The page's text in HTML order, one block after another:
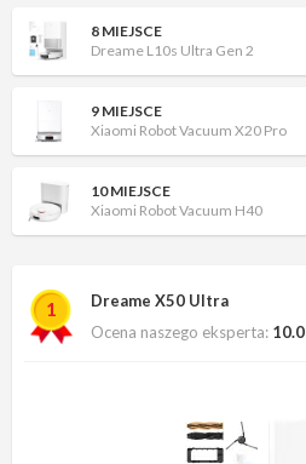
8 MIEJSCE
Dreame L10s Ultra Gen 2
9 MIEJSCE
Xiaomi Robot Vacuum X20 Pro
10 MIEJSCE
Xiaomi Robot Vacuum H40
1
Dreame X50 Ultra
Ocena naszego eksperta: 10.0